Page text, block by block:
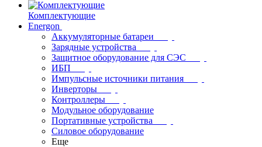
Комплектующие
Energon
Аккумуляторные батареи
Зарядные устройства
Защитное оборудование для СЭС
ИБП
Импульсные источники питания
Инверторы
Контроллеры
Модульное оборудование
Портативные устройства
Силовое оборудование
Еще